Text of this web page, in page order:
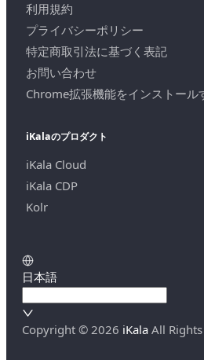
利用規約
プライバシーポリシー
特定商取引法に基づく表記
お問い合わせ
Chrome拡張機能をインストール
iKalaのプロダクト
iKala Cloud
iKala CDP
Kolr
日本語
Copyright © 2026 iKala All